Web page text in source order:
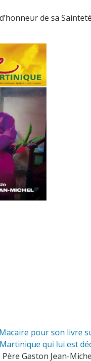
de sa
pour son livre
qui lui est
Père Gaston Jean-